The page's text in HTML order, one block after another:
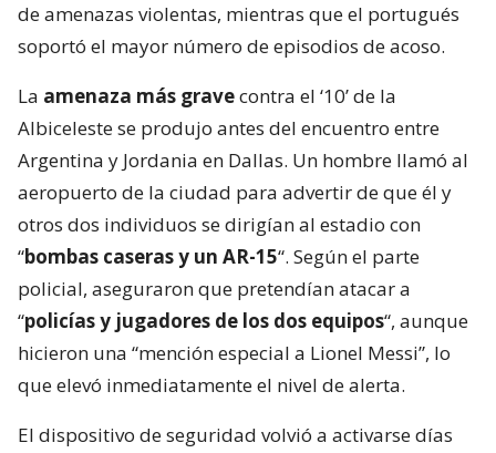
de amenazas violentas, mientras que el portugués
soportó el mayor número de episodios de acoso.
La amenaza más gravecontra el ‘10’ de la
Albiceleste se produjo antes del encuentro entre
Argentina y Jordania en Dallas. Un hombre llamó al
aeropuerto de la ciudad para advertir de que él y
otros dos individuos se dirigían al estadio con
“bombas caseras y un AR-15“. Según el parte
policial, aseguraron que pretendían atacar a
“policías y jugadores de los dos equipos“, aunque
hicieron una “mención especial a Lionel Messi”, lo
que elevó inmediatamente el nivel de alerta.
El dispositivo de seguridad volvió a activarse días